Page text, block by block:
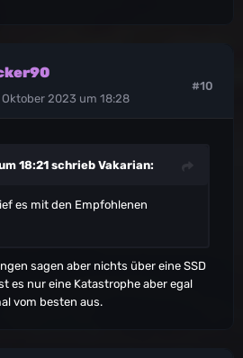
2023 um 18:28
#10
18:21 schrieb Vakarian:
es mit den Empfohlenen
sagen aber nichts über eine SSD
es nur eine Katastrophe aber egal
vom besten aus.